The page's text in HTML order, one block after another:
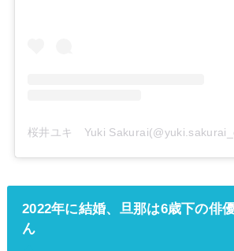
2022年に結婚、旦那は6歳下の俳
ん